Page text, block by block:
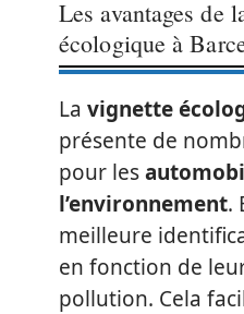
Les avantages de
écologique à
La vignette
présente de
pour les
l’environnement.
meilleure
en fonction de
pollution. Cela